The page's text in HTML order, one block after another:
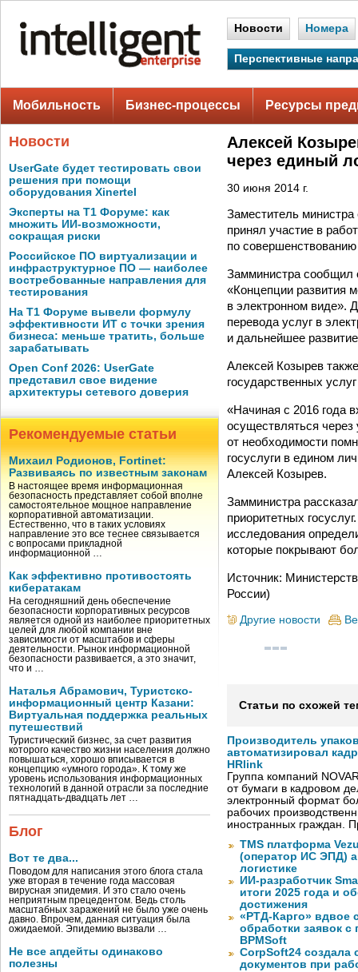
Новости Номера
Перспективные
Мобильность Бизнес-процессы Ресурсы
Новости
UserGate будет тестировать свои
решения при помощи
оборудования Xinertel
Эксперты на Т1 Форуме: как
множить ИИ-возможности,
сокращая риски
Российское ПО виртуализации и
инфраструктурное ПО — наиболее
востребованные направления для
тестирования
На Т1 Форуме вывели формулу
эффективности ИТ с точки зрения
бизнеса: меньше тратить, больше
зарабатывать
Open Conf 2026: UserGate
представил свое видение
архитектуры сетевого доверия
Рекомендуемые статьи
Михаил Родионов, Fortinet:
Развиваясь по известным законам
В настоящее время информационная
безопасность представляет собой вполне
самостоятельное мощное направление
корпоративной автоматизации.
Естественно, что в таких условиях
направление это все теснее связывается
с вопросами прикладной
информационной …
Как эффективно противостоять
кибератакам
На сегодняшний день обеспечение
безопасности корпоративных ресурсов
является одной из наиболее приоритетных
целей для любой компании вне
зависимости от масштабов и сферы
деятельности. Рынок информационной
безопасности развивается, а это значит,
что и …
Наталья Абрамович, Туристско-
информационный центр Казани:
Виртуальная поддержка реальных
путешествий
Туристический бизнес, за счет развития
которого качество жизни населения должно
повышаться, хорошо вписывается в
концепцию «умного города». К тому же
уровень использования информационных
технологий в данной отрасли за последние
пятнадцать-двадцать лет …
Блог
Вот те два...
Поводом для написания этого блога стала
уже вторая в течение года массовая
вирусная эпидемия. И это стало очень
неприятным прецедентом. Ведь столь
масштабных заражений не было уже очень
давно. Впрочем, данная ситуация была
ожидаемой. Эпидемию вызвали …
Не все апдейты одинаково
полезны
Алексей
через единый
30 июня 2014 г.
Заместитель
принял участие в
по совершенствованию
Замминистра сообщил
«Концепции развития
в электронном виде».
перевода услуг в
и дальнейшее
Алексей Козырев
государственных
«Начиная с 2016 года
осуществляться через
от необходимости
госуслуги в едином
Алексей Козырев.
Замминистра
приоритетных
исследования
которые покрывают
Источник:
России)
Другие новости
Статьи по схожей
Производитель
автоматизировал
HRlink
Группа компаний
от бумаги в кадровом
электронный формат
рабочих
иностранных граждан.
TMS платформа
(оператор ИС ЭПД)
логистике
ИИ-разработчик
итоги 2025 года и
достижения
«РТД-Карго» вдвое
обработки заявок
BPMSoft
CorpSoft24 создала
документов при